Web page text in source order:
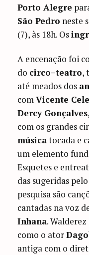
Porto Alegre
São Pedro neste
(7), às 18h. Os
A encenação foi
do circo–teatro,
até meados dos
comVicente
Dercy Gonçalves,
com os grandes
músicatocada e
um elemento
Esquetes e
das sugeridas
pesquisa são
cantadas na voz
Inhana.
como o ator
antiga com o